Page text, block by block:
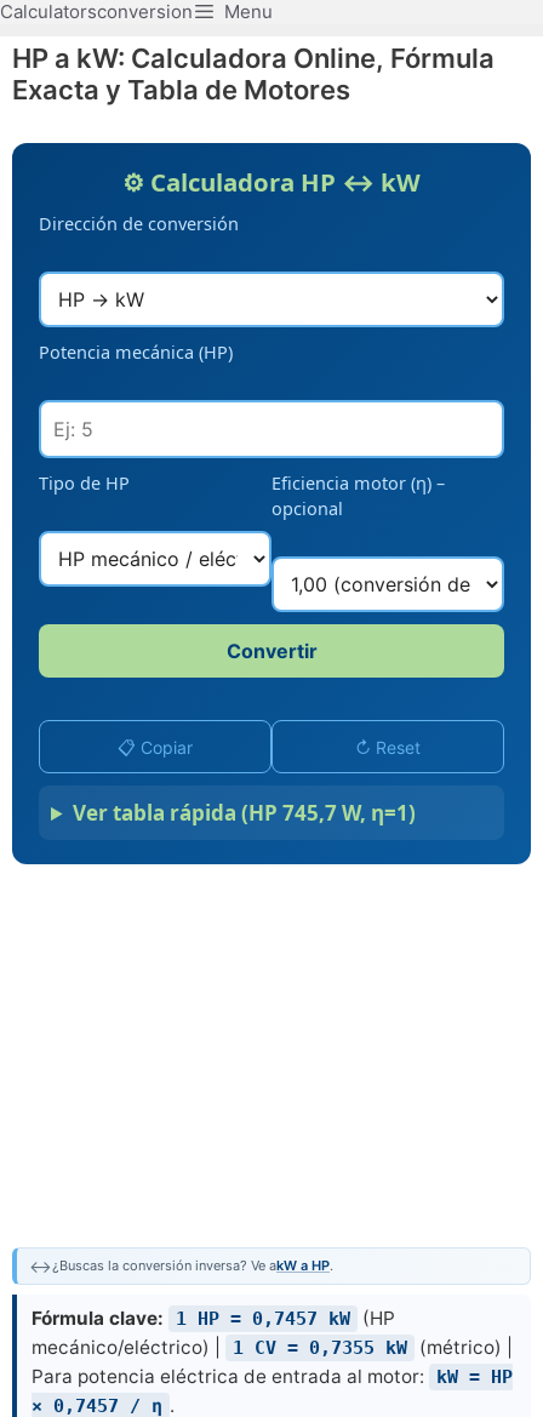
Saltar
al
contenido
Calculatorsconversion Menu
HP a kW: Calculadora Online, Fórmula
Exacta y Tabla de Motores
⚙️ Calculadora HP ↔ kW
Dirección de conversión
Potencia mecánica (HP)
Tipo de HP
Eficiencia motor (η) –
opcional
Convertir
📋 Copiar ↻ Reset
Ver tabla rápida (HP 745,7 W, η=1)
↔️¿Buscas la conversión inversa? Ve akW a HP.
Fórmula clave: 1 HP = 0,7457 kW
(HP
mecánico/eléctrico) |
1 CV = 0,7355 kW
(métrico) |
Para potencia eléctrica de entrada al motor:
kW = HP
× 0,7457 / η .